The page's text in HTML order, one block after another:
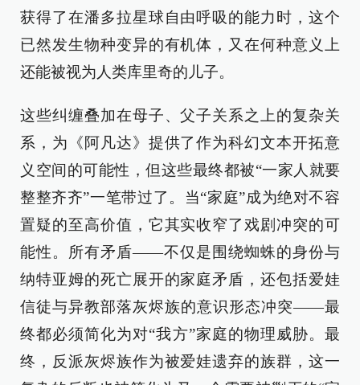
获得了在潘多拉星球自由呼吸的能力时，这个
已然发生物种变异的有机体，又在何种意义上
还能被视为人类库里奇的儿子。
这些纠缠叠加在母子、父子关系之上的复杂关
系，为《阿凡达》提供了作为科幻文本开拓意
义空间的可能性，但这些最终都被“一家人就要
整整齐齐”一笔带过了。当“家庭”成为绝对不容
置疑的至高价值，它其实收窄了戏剧冲突的可
能性。所有矛盾——不仅是围绕蜘蛛的身份与
纳特亚姆的死亡展开的家庭矛盾，还包括爱娃
信徒与异教部落灰烬族的意识形态冲突——最
终都必须简化为对“我方”家庭的物理威胁。最
终，反派灰烬族作为被爱娃遗弃的族群，这一